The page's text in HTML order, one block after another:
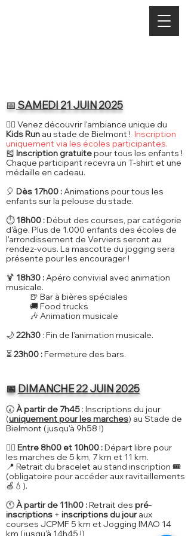
📅 SAMEDI 21 JUIN 2025
🏃‍♂️ Venez découvrir l'ambiance unique du
Kids Run au stade de Bielmont ! Inscription
uniquement via les écoles participantes.
🎽 Inscription gratuitepour tous les enfants !
Chaque participant recevra un T-shirt et une
médaille en cadeau.
🎈 Dès 17h00 :Animations pour tous les
enfants sur la pelouse du stade.
⏱️18h00 :Début des courses, par catégorie
d'âge. Plus de 1.000 enfants des écoles de
l'arrondissement de Verviers seront au
rendez-vous. La mascotte du jogging sera
présente pour les encourager !
🍹 18h30 :Apéro convivial avec animation
musicale.
🍺 Bar à bières spéciales
🚚 Food trucks
🎶 Animation musicale
🌙22h30 : Fin de l'animation musicale.
⏳23h00 :Fermeture des bars.
📅DIMANCHE 22 JUIN 2025
🕢À partir de 7h45 : Inscriptions du jour
(uniquement pour les marches) au Stade de
Bielmont (jusqu'à 9h58 !)
🚶‍♂️ Entre 8h00 et 10h00 :Départ libre pour
les marches de 5 km, 7 km et 11 km.
📍 Retrait du bracelet au stand inscription 🎟️
(obligatoire pour accéder aux ravitaillements
🍏💧).
🕚À partir de 11h00 :Retrait des pré-
inscriptions + inscriptions du jouraux
courses JCPMF 5 km et Jogging IMAO 14
km (jusqu'à 14h45 !)